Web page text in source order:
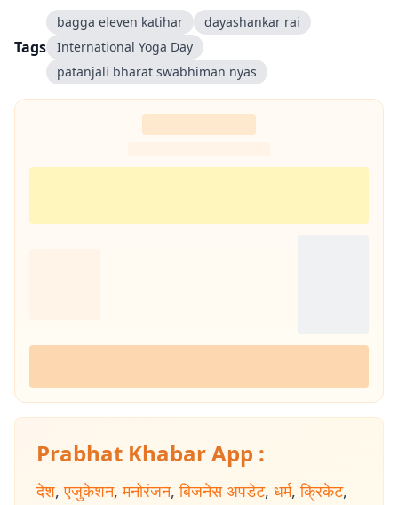
Tags
bagga eleven katihar
dayashankar rai
International Yoga Day
patanjali bharat swabhiman nyas
Prabhat Khabar App :
देश, एजुकेशन, मनोरंजन, बिजनेस अपडेट, धर्म, क्रिकेट,